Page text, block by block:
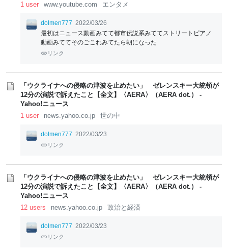
1 user
www.youtube.com エンタメ
dolmen777 2022/03/26
最初はニュース動画みてて都市伝説系みててストリートピアノ
動画みててそのごこれみてたら朝になった
リンク
「ウクライナへの侵略の津波を止めたい」 ゼレンスキー大統領が
12分の演説で訴えたこと【全文】〈AERA〉（AERA dot.） -
Yahoo!ニュース
1 user
news.yahoo.co.jp 世の中
dolmen777 2022/03/23
リンク
「ウクライナへの侵略の津波を止めたい」 ゼレンスキー大統領が
12分の演説で訴えたこと【全文】〈AERA〉（AERA dot.） -
Yahoo!ニュース
12 users
news.yahoo.co.jp 政治と経済
dolmen777 2022/03/23
リンク